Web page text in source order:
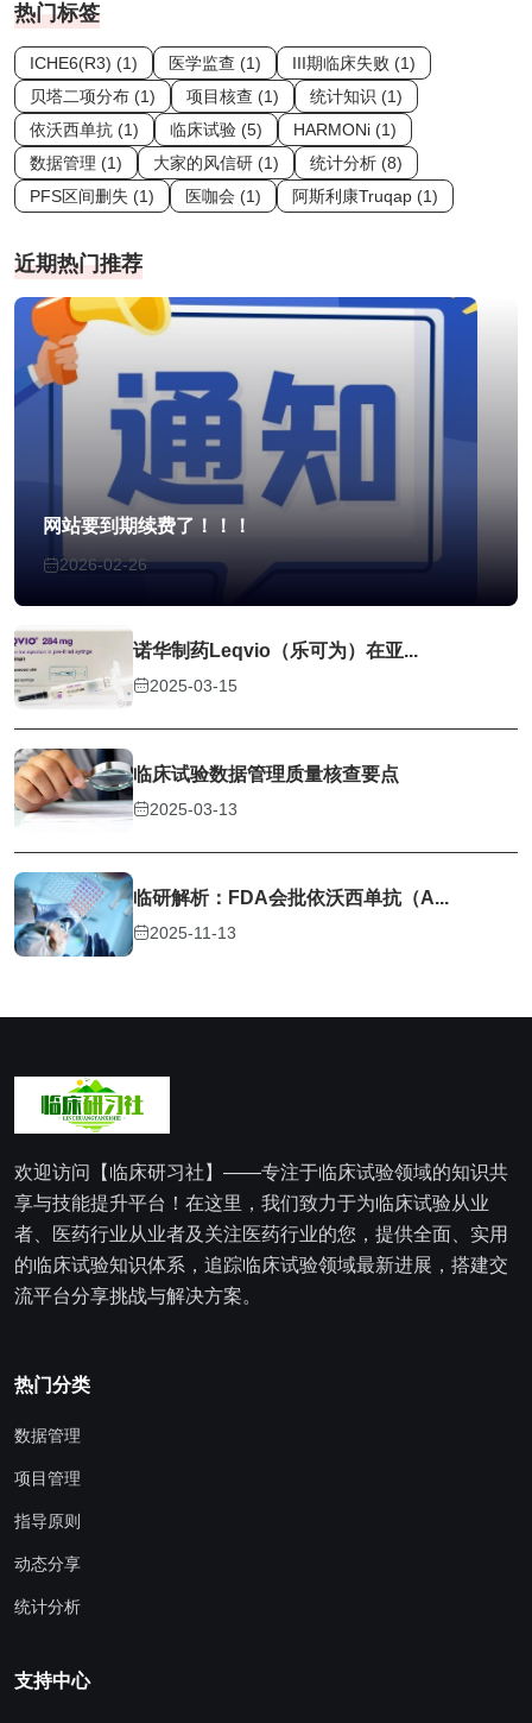
热门标签
ICHE6(R3) (1) 医学监查 (1)
III期临床失败 (1)
贝塔二项分布 (1)
项目核查 (1)
统计知识 (1)
依沃西单抗 (1)
临床试验 (5)
HARMONi (1)
数据管理 (1)
大家的风信研 (1)
统计分析 (8)
PFS区间删失 (1)
医咖会 (1) 阿斯利康Truqap (1)
近期热门推荐
网站要到期续费了！！！
2026-02-26
诺华制药Leqvio（乐可为）在亚...
2025-03-15
临床试验数据管理质量核查要点
2025-03-13
临研解析：FDA会批依沃西单抗（A...
2025-11-13
欢迎访问【临床研习社】——专注于临床试验领域的知识共
享与技能提升平台！在这里，我们致力于为临床试验从业
者、医药行业从业者及关注医药行业的您，提供全面、实用
的临床试验知识体系，追踪临床试验领域最新进展，搭建交
流平台分享挑战与解决方案。
热门分类
数据管理
项目管理
指导原则
动态分享
统计分析
支持中心